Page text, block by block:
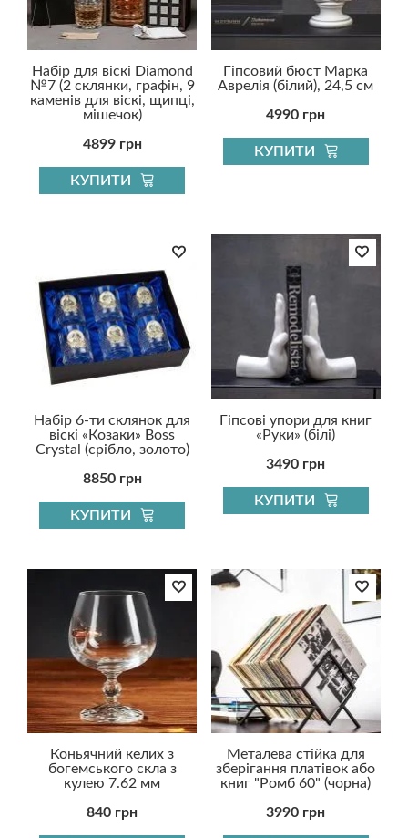
Набір для віскі Diamond
№7 (2 склянки, графін, 9
каменів для віскі, щипці,
мішечок)
4899 грн
КУПИТИ
Гіпсовий бюст Марка
Аврелія (білий), 24,5 см
4990 грн
КУПИТИ
Набір 6-ти склянок для
віскі «Козаки» Boss
Crystal (срібло, золото)
8850 грн
КУПИТИ
Гіпсові упори для книг
«Руки» (білі)
3490 грн
КУПИТИ
Коньячний келих з
богемського скла з
кулею 7.62 мм
840 грн
Металева стійка для
зберігання платівок або
книг "Ромб 60" (чорна)
3990 грн